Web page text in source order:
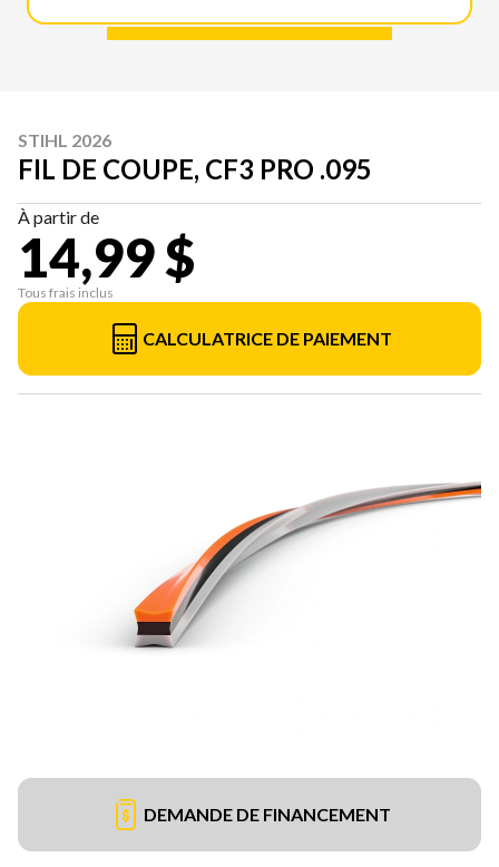
STIHL 2026
FIL DE COUPE, CF3 PRO .095
À partir de
14,99 $
Tous frais inclus
CALCULATRICE DE PAIEMENT
DEMANDE DE FINANCEMENT